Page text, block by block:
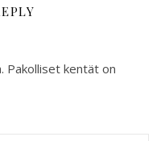
Pakolliset kentät on